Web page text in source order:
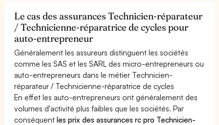
Le cas des assurances Technicien-réparateur
/ Technicienne-réparatrice de cycles pour
auto-entrepreneur
Généralement les assureurs distinguent les sociétés
comme les SAS et les SARL des micro-entrepreneurs ou
auto-entrepreneurs dans le métier Technicien-
réparateur / Technicienne-réparatrice de cycles
En effet les auto-entrepreneurs ont généralement des
volumes d'activité plus faibles que les sociétés. Par
conséquentles prix des assurances rc pro Technicien-